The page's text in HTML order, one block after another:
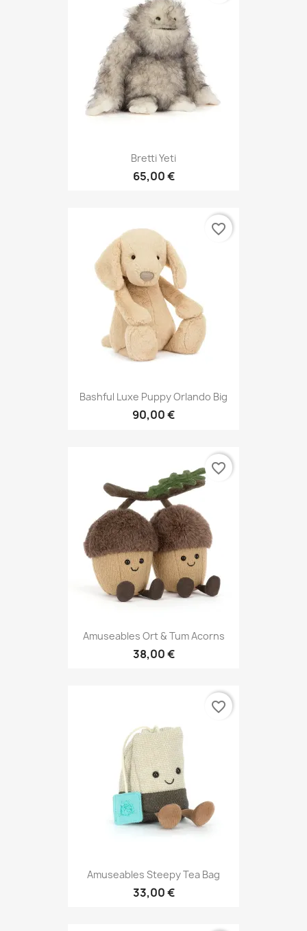
Bretti Yeti
65,00 €
Bashful Luxe Puppy Orlando Big
90,00 €
favorite_border
Amuseables Ort & Tum Acorns
38,00 €
favorite_border
Amuseables Steepy Tea Bag
33,00 €
favorite_border